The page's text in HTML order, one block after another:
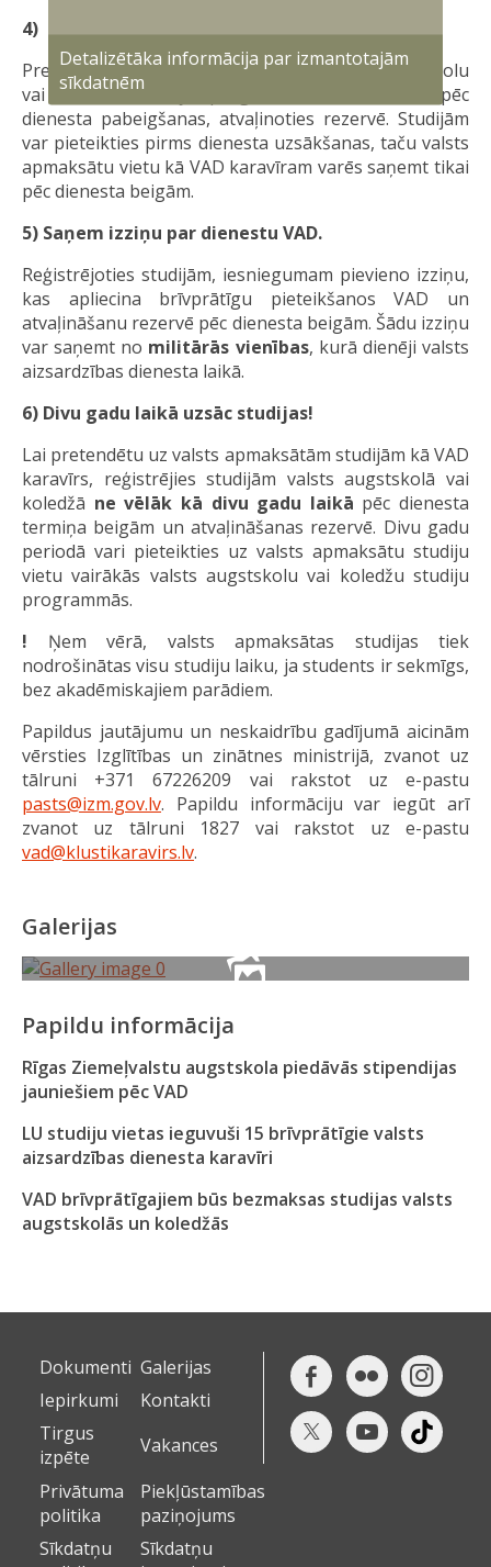
4)
Pretendēt uz studijām akreditētās valsts augstskolu
vai koledžu studiju programmās varēs tikai pēc
dienesta pabeigšanas, atvaļinoties rezervē. Studijām
var pieteikties pirms dienesta uzsākšanas, taču valsts
apmaksātu vietu kā VAD karavīram varēs saņemt tikai
pēc dienesta beigām.
5) Saņem izziņu par dienestu VAD.
Reģistrējoties studijām, iesniegumam pievieno izziņu,
kas apliecina brīvprātīgu pieteikšanos VAD un
atvaļināšanu rezervē pēc dienesta beigām. Šādu izziņu
var saņemt no militārās vienības, kurā dienēji valsts
aizsardzības dienesta laikā.
6) Divu gadu laikā uzsāc studijas!
Lai pretendētu uz valsts apmaksātām studijām kā VAD
karavīrs, reģistrējies studijām valsts augstskolā vai
koledžā ne vēlāk kā divu gadu laikā pēc dienesta
termiņa beigām un atvaļināšanas rezervē. Divu gadu
periodā vari pieteikties uz valsts apmaksātu studiju
vietu vairākās valsts augstskolu vai koledžu studiju
programmās.
! Ņem vērā, valsts apmaksātas studijas tiek
nodrošinātas visu studiju laiku, ja students ir sekmīgs,
bez akadēmiskajiem parādiem.
Papildus jautājumu un neskaidrību gadījumā aicinām
vērsties Izglītības un zinātnes ministrijā, zvanot uz
tālruni +371 67226209 vai rakstot uz e-pastu
pasts@izm.gov.lv. Papildu informāciju var iegūt arī
zvanot uz tālruni 1827 vai rakstot uz e-pastu
vad@klustikaravirs.lv.
Galerijas
Papildu informācija
Rīgas Ziemeļvalstu augstskola piedāvās stipendijas
jauniešiem pēc VAD
LU studiju vietas ieguvuši 15 brīvprātīgie valsts
aizsardzības dienesta karavīri
VAD brīvprātīgajiem būs bezmaksas studijas valsts
augstskolās un koledžās
Dokumenti Galerijas
Iepirkumi
Kontakti
Tirgus
izpēte
Vakances
Privātuma
politika
Piekļūstamības
paziņojums
Sīkdatņu
Sīkdatņu
Detalizētāka informācija par izmantotajām
sīkdatnēm